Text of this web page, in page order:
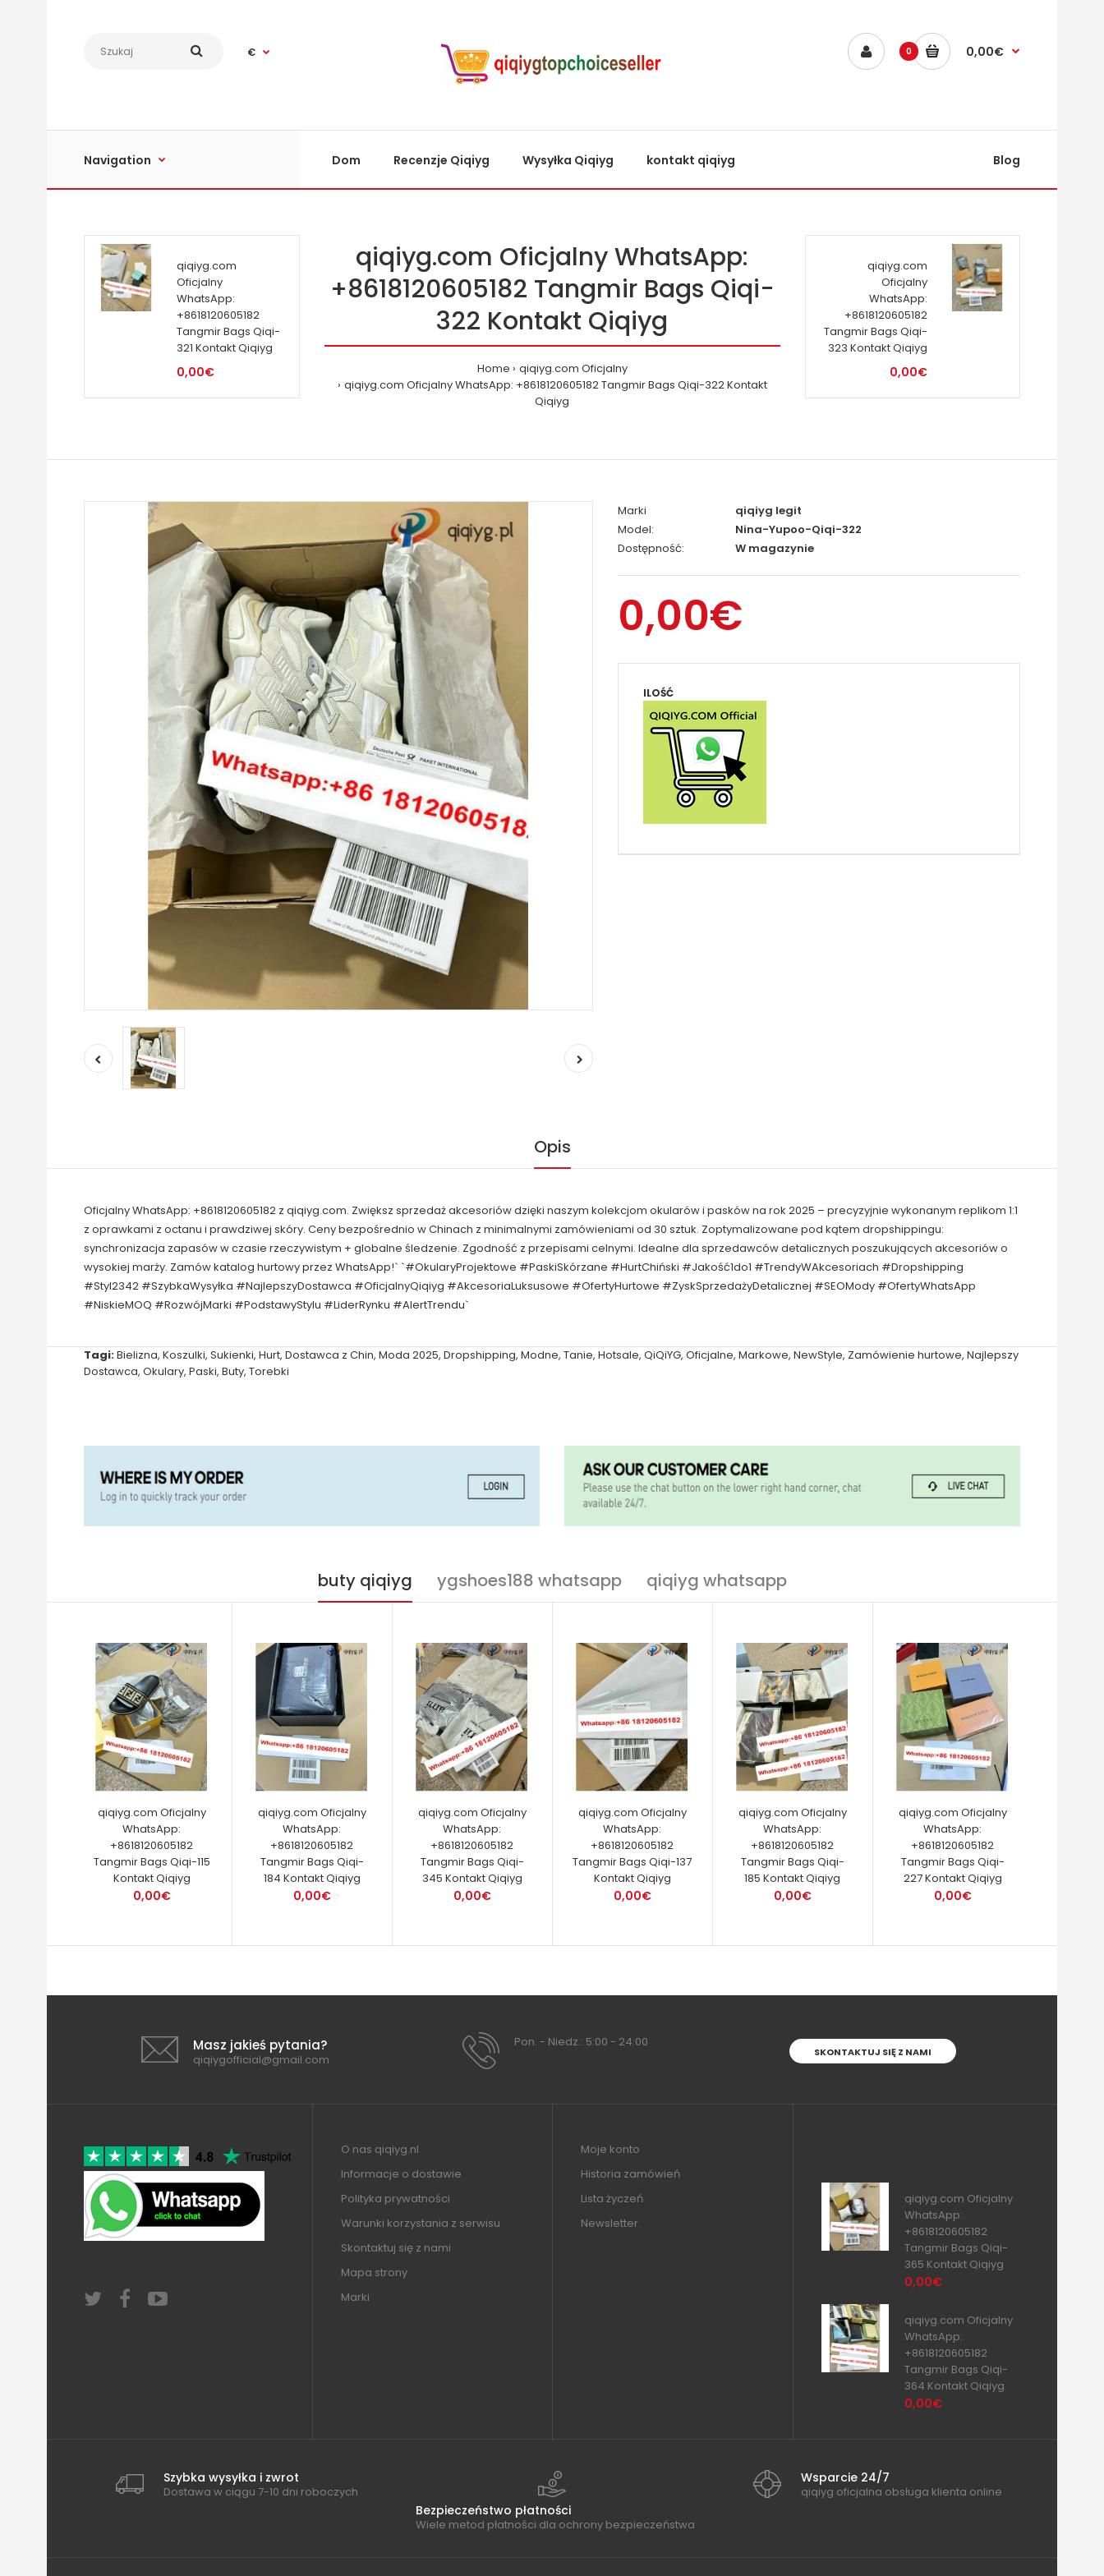
€ 0 0,00€
Navigation Dom Recenzje Qiqiyg Wysyłka Qiqiyg kontakt qiqiyg Blog
qiqiyg.com
Oficjalny
WhatsApp:
+8618120605182
Tangmir Bags Qiqi-
321 Kontakt Qiqiyg
0,00€
qiqiyg.com Oficjalny WhatsApp:
+8618120605182 Tangmir Bags Qiqi-
322 Kontakt Qiqiyg
Home
qiqiyg.com Oficjalny
qiqiyg.com Oficjalny WhatsApp: +8618120605182 Tangmir Bags Qiqi-322 Kontakt
Qiqiyg
qiqiyg.com
Oficjalny
WhatsApp:
+8618120605182
Tangmir Bags Qiqi-
323 Kontakt Qiqiyg
0,00€
Marki
qiqiyg legit
Model:
Nina-Yupoo-Qiqi-322
Dostępność:
W magazynie
0,00€
ILOŚĆ
Opis
Oficjalny WhatsApp: +8618120605182 z qiqiyg.com. Zwiększ sprzedaż akcesoriów dzięki naszym kolekcjom okularów i pasków na rok 2025 – precyzyjnie wykonanym replikom 1:1
z oprawkami z octanu i prawdziwej skóry. Ceny bezpośrednio w Chinach z minimalnymi zamówieniami od 30 sztuk. Zoptymalizowane pod kątem dropshippingu:
synchronizacja zapasów w czasie rzeczywistym + globalne śledzenie. Zgodność z przepisami celnymi. Idealne dla sprzedawców detalicznych poszukujących akcesoriów o
wysokiej marży. Zamów katalog hurtowy przez WhatsApp!` `#OkularyProjektowe #PaskiSkórzane #HurtChiński #Jakość1do1 #TrendyWAkcesoriach #Dropshipping
#Styl2342 #SzybkaWysyłka #NajlepszyDostawca #OficjalnyQiqiyg #AkcesoriaLuksusowe #OfertyHurtowe #ZyskSprzedażyDetalicznej #SEOMody #OfertyWhatsApp
#NiskieMOQ #RozwójMarki #PodstawyStylu #LiderRynku #AlertTrendu`
Tagi:Bielizna, Koszulki, Sukienki, Hurt, Dostawca z Chin, Moda 2025, Dropshipping, Modne, Tanie, Hotsale, QiQiYG, Oficjalne, Markowe, NewStyle, Zamówienie hurtowe, Najlepszy
Dostawca, Okulary, Paski, Buty, Torebki
buty qiqiyg ygshoes188 whatsapp qiqiyg whatsapp
qiqiyg.com Oficjalny
WhatsApp:
+8618120605182
Tangmir Bags Qiqi-115
Kontakt Qiqiyg
0,00€
qiqiyg.com Oficjalny
WhatsApp:
+8618120605182
Tangmir Bags Qiqi-
184 Kontakt Qiqiyg
0,00€
qiqiyg.com Oficjalny
WhatsApp:
+8618120605182
Tangmir Bags Qiqi-
345 Kontakt Qiqiyg
0,00€
qiqiyg.com Oficjalny
WhatsApp:
+8618120605182
Tangmir Bags Qiqi-137
Kontakt Qiqiyg
0,00€
qiqiyg.com Oficjalny
WhatsApp:
+8618120605182
Tangmir Bags Qiqi-
185 Kontakt Qiqiyg
0,00€
qiqiyg.com Oficjalny
WhatsApp:
+8618120605182
Tangmir Bags Qiqi-
227 Kontakt Qiqiyg
0,00€
Masz jakieś pytania?
qiqiygofficial@gmail.com
Pon. - Niedz.: 5:00 - 24:00
SKONTAKTUJ SIĘ Z NAMI
O nas qiqiyg.nl
Informacje o dostawie
Polityka prywatności
Warunki korzystania z serwisu
Skontaktuj się z nami
Mapa strony
Marki
Moje konto
Historia zamówień
Lista życzeń
Newsletter
qiqiyg.com Oficjalny
WhatsApp:
+8618120605182
Tangmir Bags Qiqi-
365 Kontakt Qiqiyg
0,00€
qiqiyg.com Oficjalny
WhatsApp:
+8618120605182
Tangmir Bags Qiqi-
364 Kontakt Qiqiyg
0,00€
Szybka wysyłka i zwrot
Dostawa w ciągu 7-10 dni roboczych
Bezpieczeństwo płatności
Wiele metod płatności dla ochrony bezpieczeństwa
Wsparcie 24/7
qiqiyg oficjalna obsługa klienta online